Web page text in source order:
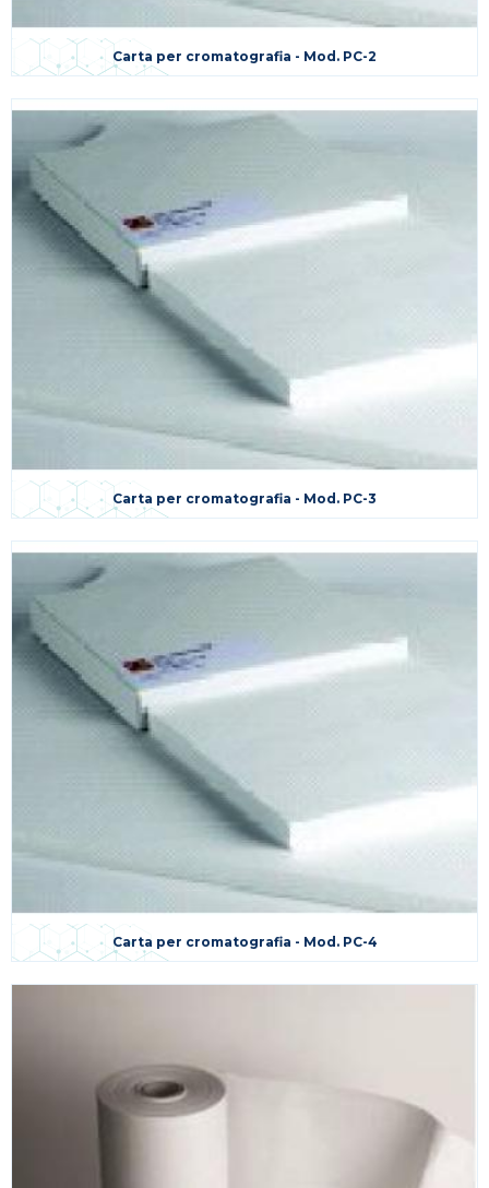
Carta per cromatografia - Mod. PC-2
Carta per cromatografia - Mod. PC-3
Carta per cromatografia - Mod. PC-4